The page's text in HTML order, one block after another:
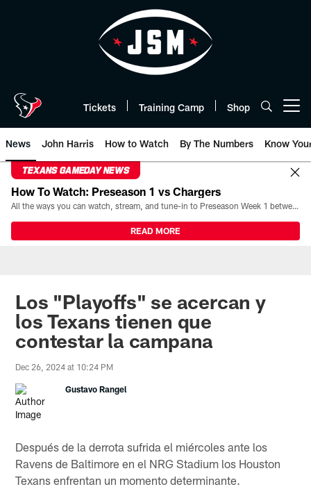
Tickets Training Camp Shop
News John Harris How to Watch By The Numbers Know
TEXANS GAMEDAY NEWS
How To Watch: Preseason 1 vs Chargers
All the ways you can watch, stream, and tune-in to Preseason Week 1 between the Texans and the Los Angeles Chargers at Reliant Stadium on August 13.
READ MORE
Los "Playoffs" se acercan y
los Texans tienen que
contestar la campana
Dec 26, 2024 at 10:24 PM
Gustavo Rangel
Después de la derrota sufrida el miércoles ante los
Ravens de Baltimore en el NRG Stadium los Houston
Texans enfrentan un momento determinante.